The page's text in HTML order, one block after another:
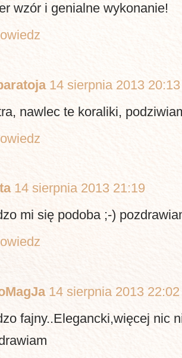
wzór i genialne wykonanie!
14 sierpnia 2013 20:13
nawlec te koraliki,
14 sierpnia 2013 21:19
mi się podoba ;-)
14 sierpnia 2013 22:02
fajny..Elegancki,więcej nic